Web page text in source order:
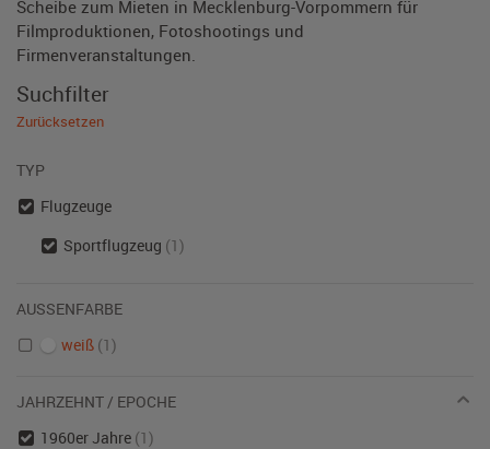
Scheibe zum Mieten in Mecklenburg-Vorpommern für
Filmproduktionen, Fotoshootings und
Firmenveranstaltungen.
Suchfilter
Zurücksetzen
TYP
Flugzeuge
Sportflugzeug (1)
AUSSENFARBE
weiß (1)
JAHRZEHNT / EPOCHE
1960er Jahre (1)